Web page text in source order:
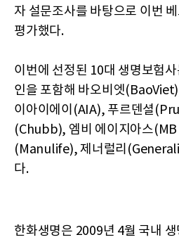
자 설문조사를 바탕으로 이번
평가했다.
이번에 선정된 10대 생명보험
인을 포함해 바오비엣
이아이에이(AIA), 푸르덴셜
(Chubb), 엠비 에이지아스
(Manulife), 제너럴리
다.
한화생명은 2009년 4월 국내